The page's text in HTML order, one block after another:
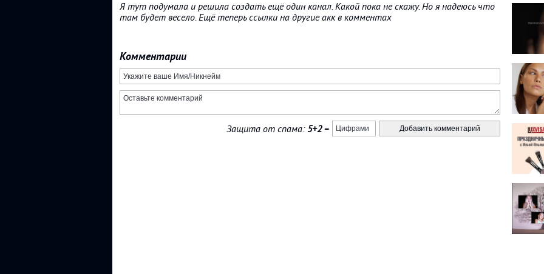
Я тут подумала и решила создать ещё один канал. Какой пока не скажу. Но я надеюсь что
там будет весело. Ещё теперь ссылки на другие акк в комментах
Комментарии
Защита от спама:5+2=